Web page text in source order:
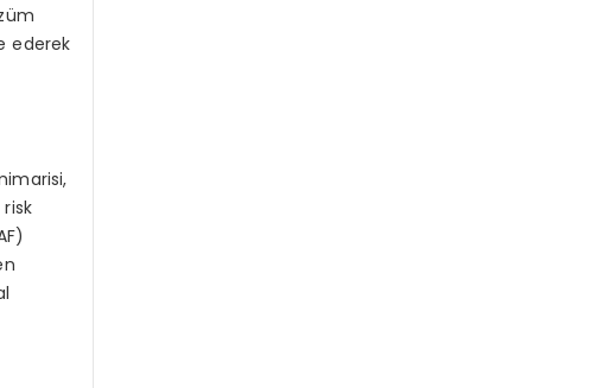
ederek